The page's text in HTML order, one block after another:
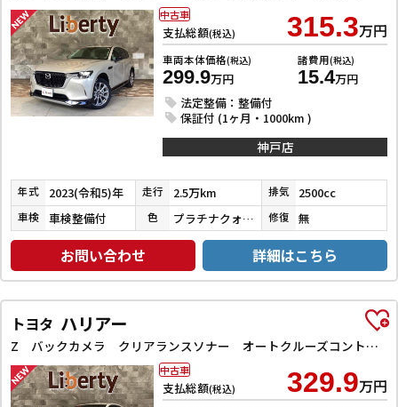
支払総額(税込) 315.3万円
車両本体価格(税込)
299.9万円
諸費用(税込)
15.4万円
法定整備：整備付
保証付 (1ヶ月・1000km )
中古車
神戸店
年式 2023(令和5)年 走行 2.5万km 排気 2500cc
車検 車検整備付 色 プラチナクォーツメタリック 修復 無
お問い合わせ 詳細はこちら
トヨタ ハリアー
Z バックカメラ クリアランスソナー オートクルーズコントロール レーンアシスト パワーシート 衝突被害軽減システム ナビ TV オートマチックハイビーム オートライト LEDヘッドランプ 電動リアゲート
支払総額(税込) 329.9万円
中古車